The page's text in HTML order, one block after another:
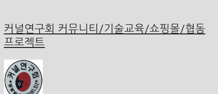
커널연구회 커뮤니티/기술교육/쇼핑몰/협동
프로젝트